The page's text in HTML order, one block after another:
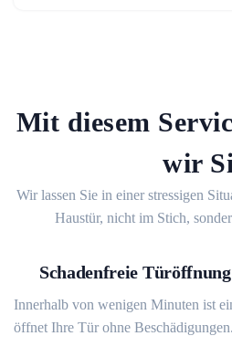
Mit diesem
wir
Wir lassen Sie in einer stressigen
Haustür, nicht im Stich,
Schadenfreie Türöffnung
Innerhalb von wenigen Minuten ist
öffnet Ihre Tür ohne Beschädigungen.